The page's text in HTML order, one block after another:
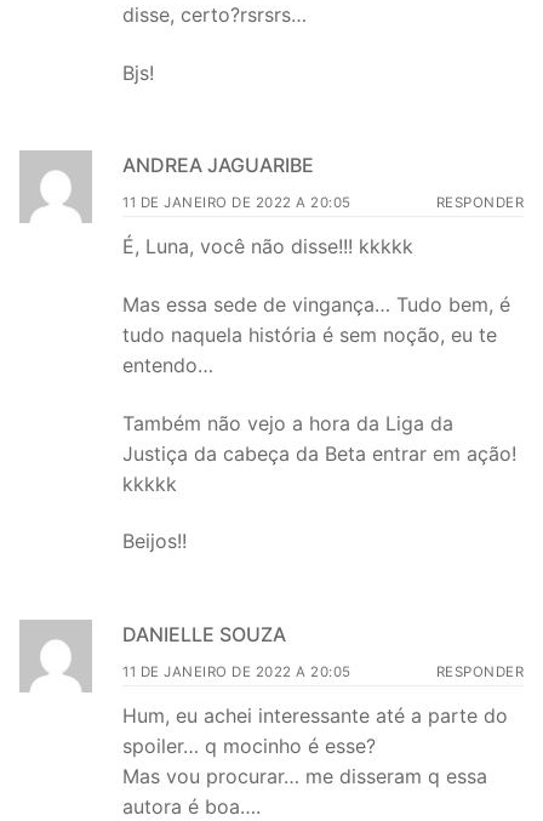
disse, certo?rsrsrs…
Bjs!
ANDREA JAGUARIBE
11 DE JANEIRO DE 2022 A 20:05 RESPONDER
É, Luna, você não disse!!! kkkkk
Mas essa sede de vingança… Tudo bem, é
tudo naquela história é sem noção, eu te
entendo…
Também não vejo a hora da Liga da
Justiça da cabeça da Beta entrar em ação!
kkkkk
Beijos!!
DANIELLE SOUZA
11 DE JANEIRO DE 2022 A 20:05 RESPONDER
Hum, eu achei interessante até a parte do
spoiler… q mocinho é esse?
Mas vou procurar… me disseram q essa
autora é boa….